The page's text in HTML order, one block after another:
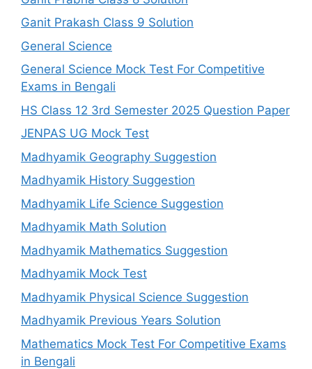
Ganit Prakash Class 9 Solution
General Science
General Science Mock Test For Competitive
Exams in Bengali
HS Class 12 3rd Semester 2025 Question Paper
JENPAS UG Mock Test
Madhyamik Geography Suggestion
Madhyamik History Suggestion
Madhyamik Life Science Suggestion
Madhyamik Math Solution
Madhyamik Mathematics Suggestion
Madhyamik Mock Test
Madhyamik Physical Science Suggestion
Madhyamik Previous Years Solution
Mathematics Mock Test For Competitive Exams
in Bengali